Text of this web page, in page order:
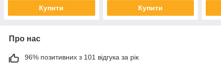
Купити Купити
Про нас
96% позитивних з 101 відгука за рік